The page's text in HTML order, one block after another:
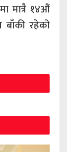
मात्रै १४औं
बाँकी रहेको